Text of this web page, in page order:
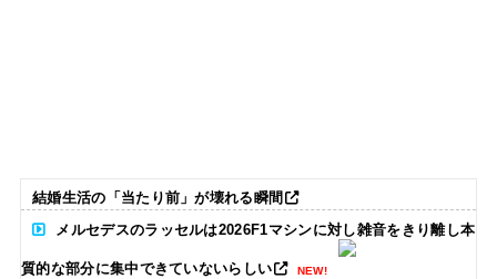
結婚生活の「当たり前」が壊れる瞬間
メルセデスのラッセルは2026F1マシンに対し雑音をきり離し本
質的な部分に集中できていないらしい NEW!